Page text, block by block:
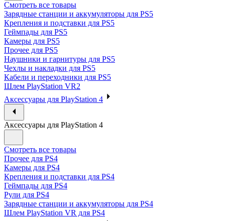
Смотреть все товары
Зарядные станции и аккумуляторы для PS5
Крепления и подставки для PS5
Геймпады для PS5
Камеры для PS5
Прочее для PS5
Наушники и гарнитуры для PS5
Чехлы и накладки для PS5
Кабели и переходники для PS5
Шлем PlayStation VR2
Аксессуары для PlayStation 4
Аксессуары для PlayStation 4
Смотреть все товары
Прочее для PS4
Камеры для PS4
Крепления и подставки для PS4
Геймпады для PS4
Рули для PS4
Зарядные станции и аккумуляторы для PS4
Шлем PlayStation VR для PS4